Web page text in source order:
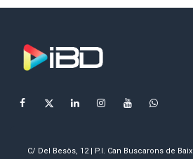
C/ Del Besòs, 12 | P.I. Can Buscarons de Baix